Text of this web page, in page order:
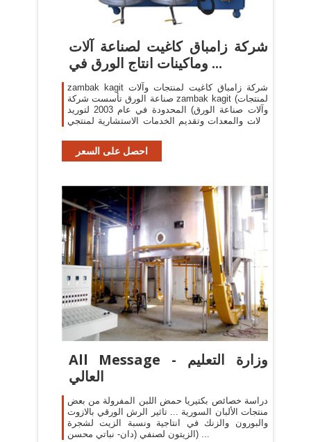
شركة زامباق كاغيت لصناعة آلات
وماكينات انتاج الورق في ...
zambak kagit شركة زامباق كاغيت لمنتجات وآلات
صناعة الورق تأسست شركة zambak kagit (لمنتجات
وآلات صناعة الورق) المحدودة في عام 2003 لتوريد
الآلات والمعدات وتقديم الخدمات الاستشارية لمنتجي
احصل على السعر
All Message - وزارة التعليم
العالي
دراسة خصائص بكتيريا حمض اللبن المفرولة من بعض
منتجات الألبان السورية ... تاثير الرش الورقي بالازوت
والبورون والزنك في انتاجية ونسبة الزيت لشجرة
الزيتون لصنفي (دان- نباتي محسن) ...